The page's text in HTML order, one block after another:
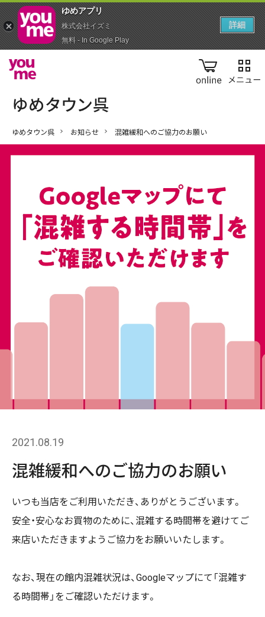
online
ゆめタウン呉 お知らせ 混雑緩和へのご協力のお願い
2021.08.19
混雑緩和へのご協力のお願い
いつも当店をご利用いただき、ありがとうございます。
安全・安心なお買物のために、混雑する時間帯を避けてご
来店いただきますようご協力をお願いいたします。
なお、現在の館内混雑状況は、Googleマップにて「混雑す
る時間帯」をご確認いただけます。
ゆめアプ‪リ‬
株式会社イズミ
無料 - In Google Play
詳細